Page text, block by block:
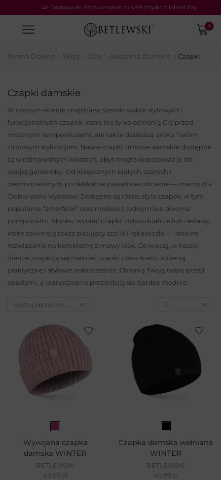
Dostawa do Paczkomatu® za 4,99 zł tylko z InPost Pay
0
Strona Główna Sklep Ona Akcesoria Damskie Czapki
Czapki damskie
W naszym sklepie znajdziesz szeroki wybór stylowych i
funkcjonalnych czapek, które nie tylko ochronią Cię przed
mroźnymi temperaturami, ale także dodadzą uroku Twoim
zimowym stylizacjom. Nasze czapki zimowe damskie dostępne
są w różnorodnych kolorach, abyś mogła dopasować je do
swojej garderoby. Od klasycznych białych, szarych i
ciemnozielonych po delikatne pastelowe odcienie — mamy dla
Ciebie wiele wyborów. Dostępne są różne style czapek, w tym
popularne “smerferki” oraz modele z jednym lub dwoma
pomponami. Możesz wybrać czapki indywidualnie lub zestawy,
które zawierają także pasujący szalik i rękawiczki — idealne
rozwiązanie na kompletny zimowy look. Co więcej, w naszej
ofercie znajdują się również czapki z daszkiem, które są
praktyczne i stylowe jednocześnie. Chronią Twoją twarz przed
opadami, a jednocześnie prezentują się bardzo modnie.
Wywijana czapka
damska WINTER
BETLEWSKI
49,99 zł
Czapka damska wełniana
WINTER
BETLEWSKI
49,99 zł